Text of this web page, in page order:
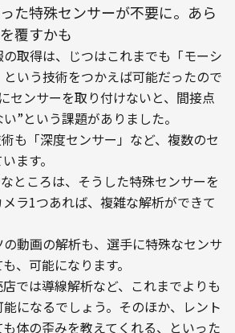
た特殊センサーが不要に。あら
覆すかも
取得は、じつはこれまでも「モーシ
いう技術をつかえば可能だったので
センサーを取り付けないと、間接点
”という課題がありました。
も「深度センサー」など、複数のセ
ます。
ところは、そうした特殊センサーを
ラ1つあれば、複雑な解析ができて
動画の解析も、選手に特殊なセンサ
、可能になります。
では導線解析など、これまでよりも
になるでしょう。そのほか、レント
体の歪みを教えてくれる、といった